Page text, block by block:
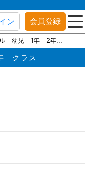
ン 会員登録
ル 幼児 1年 2年...
クラス